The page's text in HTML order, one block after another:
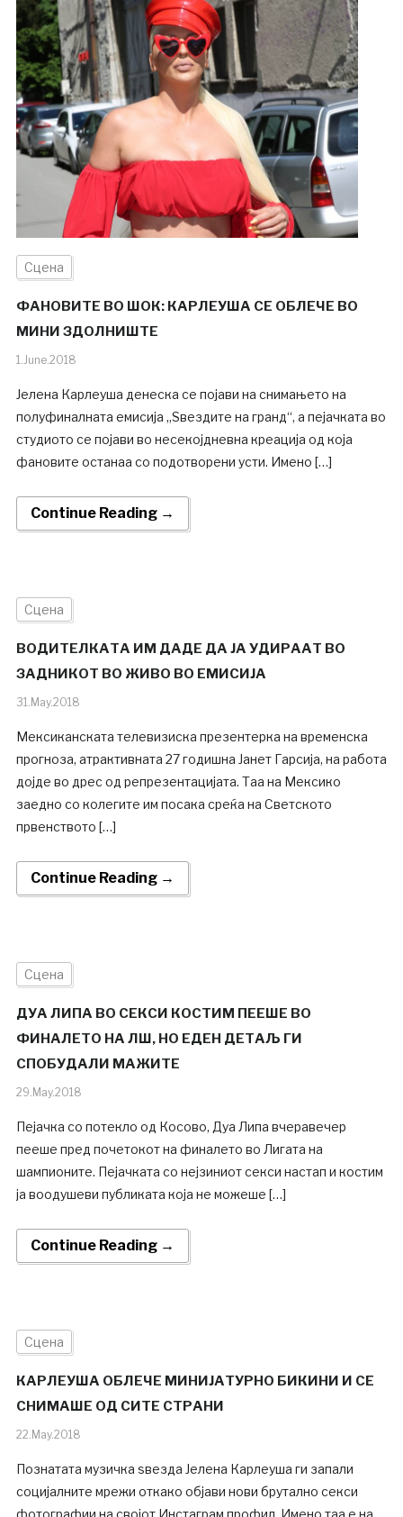
Сцена
ФАНОВИТЕ ВО ШОК: КАРЛЕУША СЕ ОБЛЕЧЕ ВО
МИНИ ЗДОЛНИШТЕ
1.June.2018
Јелена Карлеуша денеска се појави на снимањето на
полуфиналната емисија „Ѕвездите на гранд“, а пејачката во
студиото се појави во несекојдневна креација од која
фановите останаа со подотворени усти. Имено […]
Continue Reading →
Сцена
ВОДИТЕЛКАТА ИМ ДАДЕ ДА ЈА УДИРААТ ВО
ЗАДНИКОТ ВО ЖИВО ВО ЕМИСИЈА
31.May.2018
Мексиканската телевизиска презентерка на временска
прогноза, атрактивната 27 годишна Јанет Гарсија, на работа
дојде во дрес од репрезентацијата. Таа на Мексико
заедно со колегите им посака среќа на Светското
првенството […]
Continue Reading →
Сцена
ДУА ЛИПА ВО СЕКСИ КОСТИМ ПЕЕШЕ ВО
ФИНАЛЕТО НА ЛШ, НО ЕДЕН ДЕТАЉ ГИ
СПОБУДАЛИ МАЖИТЕ
29.May.2018
Пејачка со потекло од Косово, Дуа Липа вчеравечер
пееше пред почетокот на финалето во Лигата на
шампионите. Пејачката со нејзиниот секси настап и костим
ја воодушеви публиката која не можеше […]
Continue Reading →
Сцена
КАРЛЕУША ОБЛЕЧЕ МИНИЈАТУРНО БИКИНИ И СЕ
СНИМАШЕ ОД СИТЕ СТРАНИ
22.May.2018
Познатата музичка ѕвезда Јелена Карлеуша ги запали
социјалните мрежи откако објави нови брутално секси